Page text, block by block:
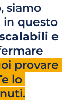
siamo
questo
e
provare
lo